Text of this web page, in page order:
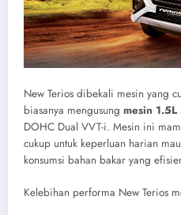
New Terios dibekali mesin yang
biasanya mengusung mesin
DOHC Dual VVT-i. Mesin ini
cukup untuk keperluan harian
konsumsi bahan bakar yang
Kelebihan performa New Terios